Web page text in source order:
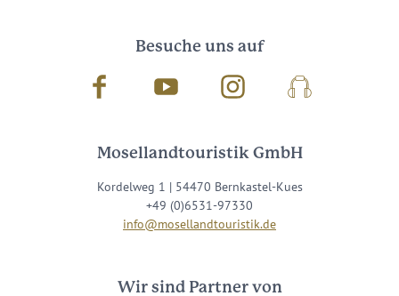
Besuche uns auf
Facebook Youtube InstagramPodcast
Mosellandtouristik GmbH
Kordelweg 1 | 54470 Bernkastel-Kues
+49 (0)6531-97330
info@mosellandtouristik.de
Wir sind Partner von